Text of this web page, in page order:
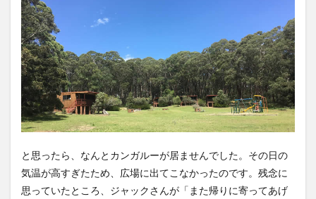
と思ったら、なんとカンガルーが居ませんでした。その日の
気温が高すぎたため、広場に出てこなかったのです。残念に
思っていたところ、ジャックさんが「また帰りに寄ってあげ